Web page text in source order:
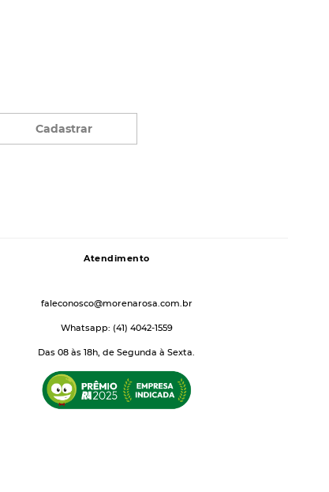
Cadastrar
Atendimento
faleconosco@morenarosa.com.br
Whatsapp: (41) 4042-1559
Das 08 às 18h, de Segunda à Sexta.